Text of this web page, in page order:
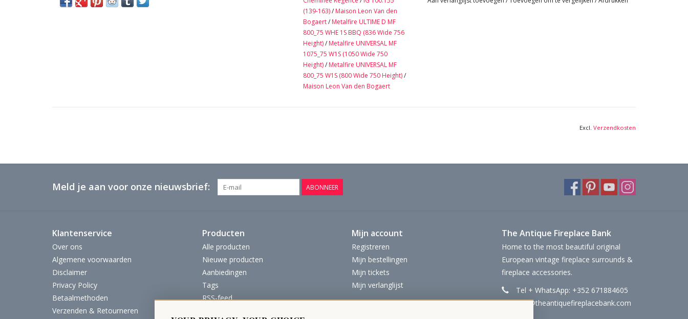
(139-163)/ Maison Leon Van den
Bogaert/ Metalfire ULTIME D MF
800_75 WHE 1S BBQ (836 Wide 756
Height)/ Metalfire UNIVERSAL MF
1075_75 W1S (1050 Wide 750
Height)/ Metalfire UNIVERSAL MF
800_75 W1S (800 Wide 750 Height)/
Maison Leon Van den Bogaert
Excl. Verzendkosten
Meld je aan voor onze nieuwsbrief: ABONNEER
Klantenservice
Over ons
Algemene voorwaarden
Disclaimer
Privacy Policy
Betaalmethoden
Verzenden & Retourneren
Producten
Alle producten
Nieuwe producten
Aanbiedingen
Tags
RSS-feed
Mijn account
Registreren
Mijn bestellingen
Mijn tickets
Mijn verlanglijst
The Antique Fireplace Bank
Home to the most beautiful original
European vintage fireplace surrounds &
fireplace accessories.
Tel + WhatsApp: +352 671884605
info@theantiquefireplacebank.com